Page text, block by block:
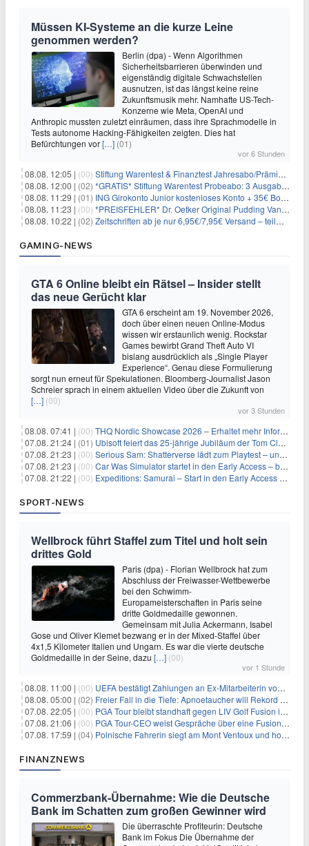
Müssen KI-Systeme an die kurze Leine
genommen werden?
Berlin (dpa) - Wenn Algorithmen
Sicherheitsbarrieren überwinden und
eigenständig digitale Schwachstellen
ausnutzen, ist das längst keine reine
Zukunftsmusik mehr. Namhafte US-Tech-
Konzerne wie Meta, OpenAI und
Anthropic mussten zuletzt einräumen, dass ihre Sprachmodelle in
Tests autonome Hacking-Fähigkeiten zeigten. Dies hat
Befürchtungen vor[…] (01)
vor 6 Stunden
08.08. 12:05 | (00) Stiftung Warentest & Finanztest Jahresabo/Prämienabo für 35€ + Buchprämie
08.08. 12:00 | (02) *GRATIS* Stiftung Warentest Probeabo: 3 Ausgaben gratis im Wert von 25,20€
08.08. 11:29 | (01) ING Girokonto Junior kostenloses Konto + 35€ Bonus
08.08. 11:23 | (00) *PREISFEHLER* Dr. Oetker Original Pudding Vanille 22er-Pack für 2,97€
08.08. 10:22 | (02) Zeitschriften ab je nur 6,95€/7,95€ Versand – teilweise selbstkündigend!
GAMING-NEWS
GTA 6 Online bleibt ein Rätsel – Insider stellt
das neue Gerücht klar
GTA 6 erscheint am 19. November 2026,
doch über einen neuen Online-Modus
wissen wir erstaunlich wenig. Rockstar
Games bewirbt Grand Theft Auto VI
bislang ausdrücklich als „Single Player
Experience“. Genau diese Formulierung
sorgt nun erneut für Spekulationen. Bloomberg-Journalist Jason
Schreier sprach in einem aktuellen Video über die Zukunft von
[…] (00)
vor 3 Stunden
08.08. 07:41 | (00) THQ Nordic Showcase 2026 – Erhaltet mehr Informationen
07.08. 21:24 | (01) Ubisoft feiert das 25-jährige Jubiläum der Tom Clancy’s Ghost Recon-Reihe
07.08. 21:23 | (00) Serious Sam: Shatterverse lädt zum Playtest – und erscheint schon bald!
07.08. 21:23 | (00) Car Was Simulator startet in den Early Access – bald gehts los!
07.08. 21:22 | (00) Expeditions: Samurai – Start in den Early Access ab heute im feudalen Japan
SPORT-NEWS
Wellbrock führt Staffel zum Titel und holt sein
drittes Gold
Paris (dpa) - Florian Wellbrock hat zum
Abschluss der Freiwasser-Wettbewerbe
bei den Schwimm-
Europameisterschaften in Paris seine
dritte Goldmedaille gewonnen.
Gemeinsam mit Julia Ackermann, Isabel
Gose und Oliver Klemet bezwang er in der Mixed-Staffel über
4x1,5 Kilometer Italien und Ungarn. Es war die vierte deutsche
Goldmedaille in der Seine, dazu […] (00)
vor 1 Stunde
08.08. 11:00 | (00) UEFA bestätigt Zahlungen an Ex-Mitarbeiterin von Infantino
08.08. 05:00 | (02) Freier Fall in die Tiefe: Apnoetaucher will Rekord brechen
07.08. 22:05 | (00) PGA Tour bleibt standhaft gegen LIV Golf Fusion in einem sich wandelnden Sportumfeld
07.08. 21:06 | (00) PGA Tour-CEO weist Gespräche über eine Fusion mit LIV Golf zurück und bekräftigt die Wettbewerbslandschaft
07.08. 17:59 | (04) Polnische Fahrerin siegt am Mont Ventoux und holt Tour-Gelb
FINANZNEWS
Commerzbank-Übernahme: Wie die Deutsche
Bank im Schatten zum großen Gewinner wird
Die überraschte Profiteurin: Deutsche
Bank im Fokus Die Übernahme der